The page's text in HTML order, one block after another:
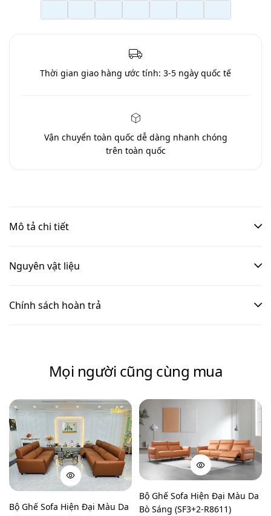
Thời gian giao hàng ước tính: 3-5 ngày quốc tế
Vận chuyển toàn quốc dễ dàng nhanh chóng
trên toàn quốc
Mô tả chi tiết
Nguyên vật liệu
Chính sách hoàn trả
Mọi người cũng cùng mua
Bộ Ghế Sofa Hiện Đại Màu Da
Bộ Ghế Sofa Hiện Đại Màu Da
Bò Sáng (SF3+2-R8611)